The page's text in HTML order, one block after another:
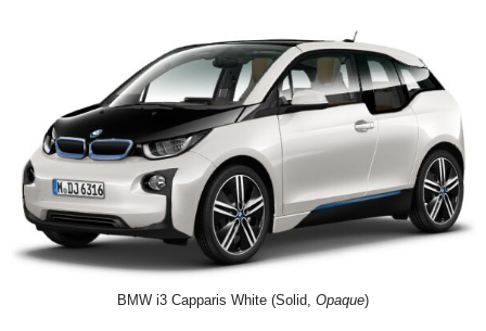
BMW i3 Capparis White (Solid, Opaque)